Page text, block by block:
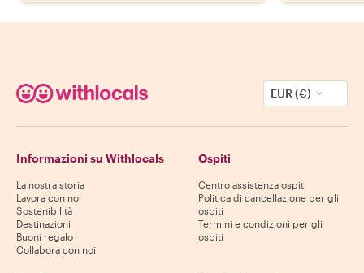
EUR (€)
Informazioni su Withlocals
La nostra storia
Lavora con noi
Sostenibilità
Destinazioni
Buoni regalo
Collabora con noi
Ospiti
Centro assistenza ospiti
Politica di cancellazione per gli
ospiti
Termini e condizioni per gli
ospiti